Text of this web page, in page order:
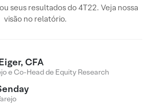
seus resultados do 4T22. Veja nossa
visão no relatório.
CFA
e Co-Head de Equity Research